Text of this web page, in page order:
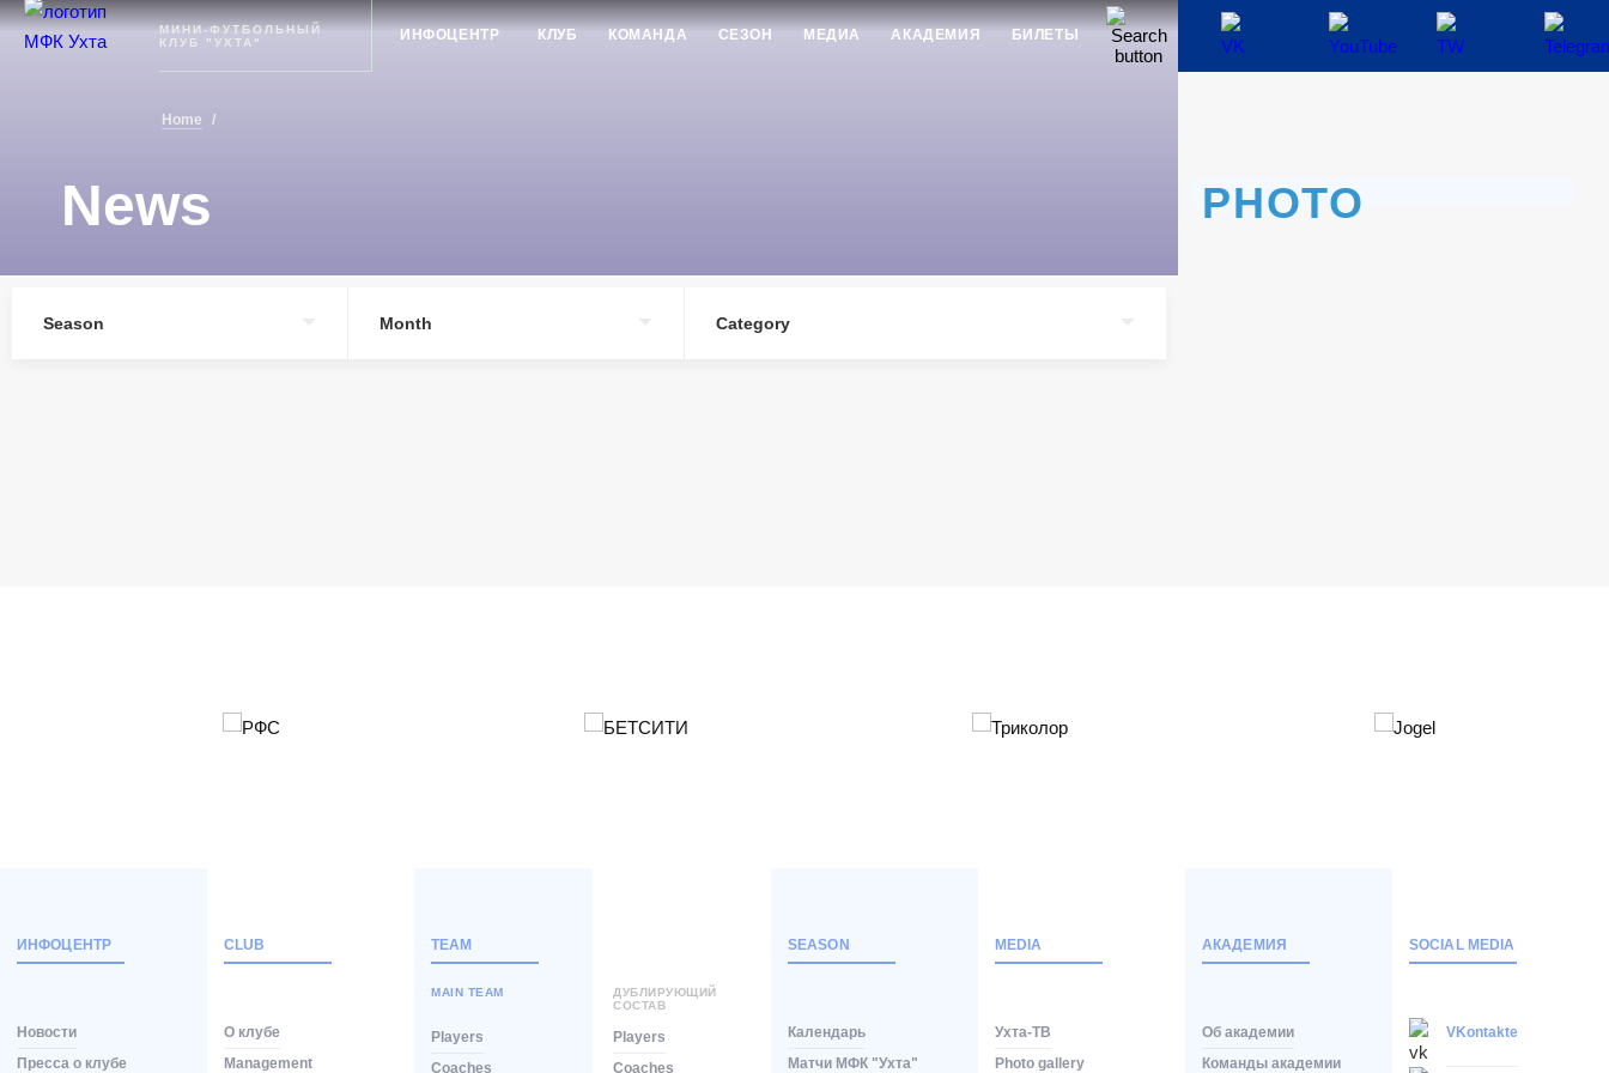
Ухта
МИНИ-ФУТБОЛЬНЫЙ
КЛУБ "УХТА"
ИНФОЦЕНТР КЛУБ КОМАНДА СЕЗОН МЕДИА АКАДЕМИЯ БИЛЕТЫ
Home /
News
Season Month Category
PHOTO
ИНФОЦЕНТР
Новости
Пресса о клубе
CLUB
О клубе
Management
TEAM
MAIN TEAM
ДУБЛИРУЮЩИЙ
СОСТАВ
Players
Coaches
Players
Coaches
SEASON
Календарь
Матчи МФК "Ухта"
MEDIA
Ухта-ТВ
Photo gallery
АКАДЕМИЯ
Об академии
Команды академии
SOCIAL MEDIA
VKontakte